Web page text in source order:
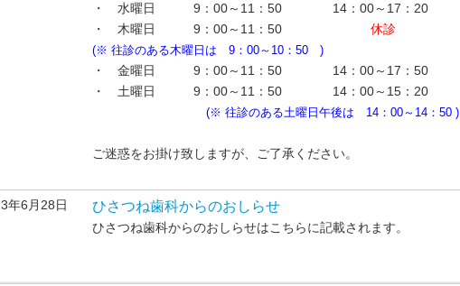
・ 水曜日 9：00～11：50 14：00～17：20
・ 木曜日 9：00～11：50 休診
(※ 往診のある木曜日は 9：00～10：50 )
・ 金曜日 9：00～11：50 14：00～17：50
・ 土曜日 9：00～11：50 14：00～15：20
(※ 往診のある土曜日午後は 14：00～14：50 )
ご迷惑をお掛け致しますが、ご了承ください。
年6月28日 ひさつね歯科からのおしらせ
ひさつね歯科からのおしらせはこちらに記載されます。